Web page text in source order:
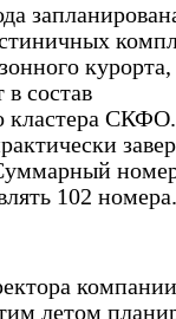
курорта,
в состав
кластера
102 номера.
компании
летом